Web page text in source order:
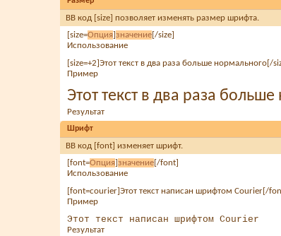
BB код [size] позволяет изменять размер шрифта.
[size=Опция]значение[/size]
Использование
[size=+2]Этот текст в два раза больше нормального[/
Пример
Этот текст в два раза
Результат
Шрифт
BB код [font] изменяет шрифт.
[font=Опция]значение[/font]
Использование
[font=courier]Этот текст написан шрифтом Courier[/
Пример
Этот текст написан шрифтом Courier
Результат